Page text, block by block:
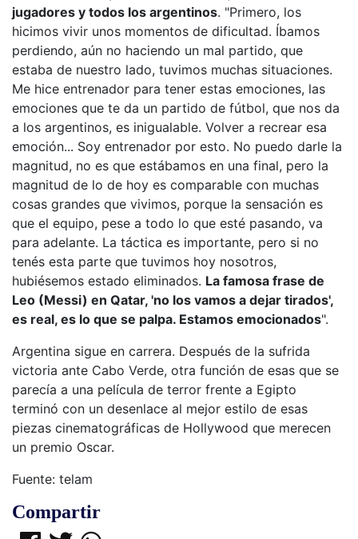
jugadores y todos los argentinos. "Primero, los
hicimos vivir unos momentos de dificultad. Íbamos
perdiendo, aún no haciendo un mal partido, que
estaba de nuestro lado, tuvimos muchas situaciones.
Me hice entrenador para tener estas emociones, las
emociones que te da un partido de fútbol, que nos da
a los argentinos, es inigualable. Volver a recrear esa
emoción... Soy entrenador por esto. No puedo darle la
magnitud, no es que estábamos en una final, pero la
magnitud de lo de hoy es comparable con muchas
cosas grandes que vivimos, porque la sensación es
que el equipo, pese a todo lo que esté pasando, va
para adelante. La táctica es importante, pero si no
tenés esta parte que tuvimos hoy nosotros,
hubiésemos estado eliminados. La famosa frase de
Leo (Messi) en Qatar, 'no los vamos a dejar tirados',
es real, es lo que se palpa. Estamos emocionados".
Argentina sigue en carrera. Después de la sufrida
victoria ante Cabo Verde, otra función de esas que se
parecía a una película de terror frente a Egipto
terminó con un desenlace al mejor estilo de esas
piezas cinematográficas de Hollywood que merecen
un premio Oscar.
Fuente: telam
Compartir